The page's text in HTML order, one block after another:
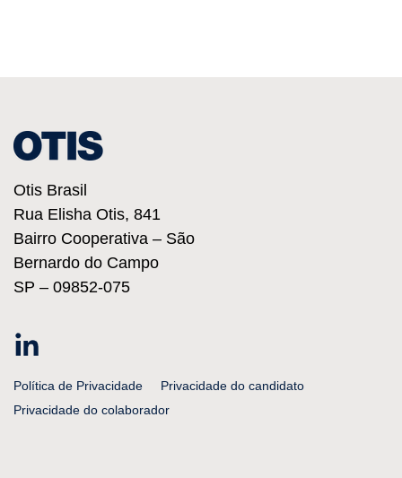
Otis Brasil
Rua Elisha Otis, 841
Bairro Cooperativa – São
Bernardo do Campo
SP – 09852-075
Política de Privacidade
Privacidade do candidato
Privacidade do colaborador